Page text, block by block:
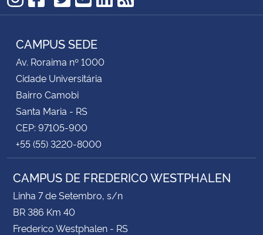
Instagram
Facebook
TikTok
Twitter
YouTube
LinkedIn
RSS
CAMPUS SEDE
Av. Roraima nº 1000
Cidade Universitária
Bairro Camobi
Santa Maria - RS
CEP: 97105-900
+55 (55) 3220-8000
CAMPUS DE FREDERICO WESTPHALEN
Linha 7 de Setembro, s/n
BR 386 Km 40
Frederico Westphalen - RS